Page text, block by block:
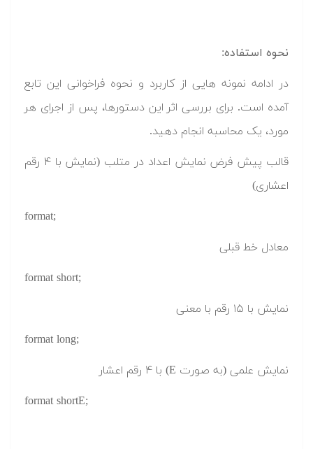
نحوه استفاده:
در ادامه نمونه هایی از کاربرد و نحوه فراخوانی این تابع
آمده است. برای بررسی اثر این دستورها، پس از اجرای هر
مورد، یک محاسبه انجام دهید.
قالب پیش فرض نمایش اعداد در متلب (نمایش با ۴ رقم
اعشاری)
format;
معادل خط قبلی
format short;
نمایش با ۱۵ رقم با معنی
format long;
نمایش علمی (به صورت E) با ۴ رقم اعشار
format shortE;